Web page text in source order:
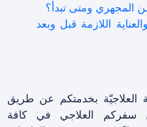
المجهري ومتى تبدأ؟
اللازمة قبل وبعد
العلاجيّة بخدمتكم عن طريق
سفرکم العلاجي في كافة